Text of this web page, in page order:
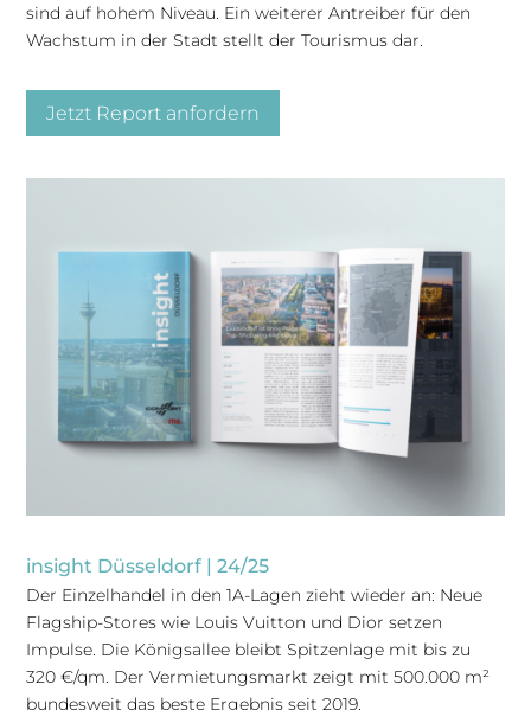
sind auf hohem Niveau. Ein weiterer Antreiber für den
Wachstum in der Stadt stellt der Tourismus dar.
Jetzt Report anfordern
insight Düsseldorf | 24/25
Der Einzelhandel in den 1A-Lagen zieht wieder an: Neue
Flagship-Stores wie Louis Vuitton und Dior setzen
Impulse. Die Königsallee bleibt Spitzenlage mit bis zu
320 €/qm. Der Vermietungsmarkt zeigt mit 500.000 m²
bundesweit das beste Ergebnis seit 2019.